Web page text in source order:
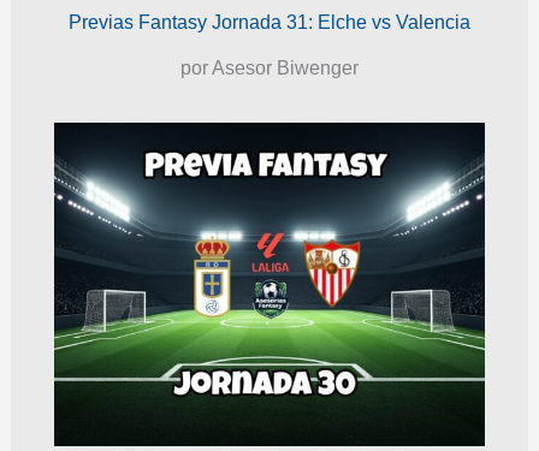
Previas Fantasy Jornada 31: Elche vs Valencia
por Asesor Biwenger